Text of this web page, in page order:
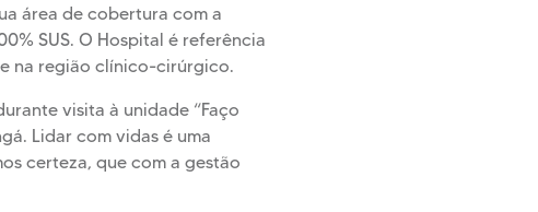
área de cobertura com a
SUS. O Hospital é referência
na região clínico-cirúrgico.
visita à unidade “Faço
Lidar com vidas é uma
certeza, que com a gestão